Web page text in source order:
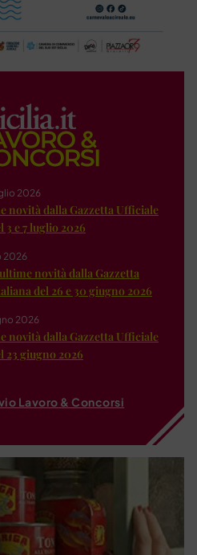
2026
novità dalla Gazzetta Ufficiale
e 7 luglio 2026
2026
novità dalla Gazzetta
del 26 e 30 giugno 2026
2026
novità dalla Gazzetta Ufficiale
23 giugno 2026
Lavoro & Concorsi